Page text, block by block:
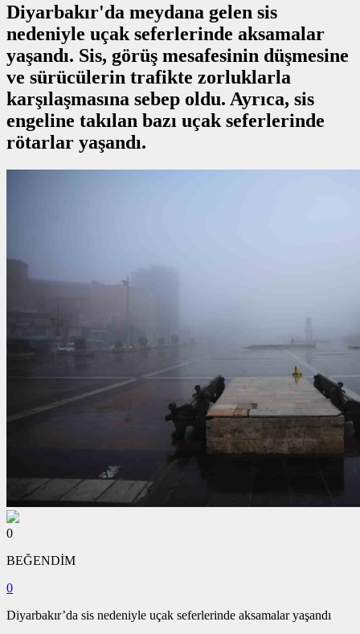
Diyarbakır'da meydana gelen sis
nedeniyle uçak seferlerinde aksamalar
yaşandı. Sis, görüş mesafesinin düşmesine
ve sürücülerin trafikte zorluklarla
karşılaşmasına sebep oldu. Ayrıca, sis
engeline takılan bazı uçak seferlerinde
rötarlar yaşandı.
0
BEĞENDİM
0
Diyarbakır’da sis nedeniyle uçak seferlerinde aksamalar yaşandı